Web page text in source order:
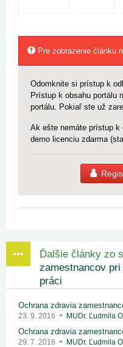
Pre zobrazenie článku
Odomknite si prístup k
Prístup k obsahu portálu
portálu. Pokiaľ ste už
Ak ešte nemáte prístup k
demo licenciu zdarma
Ďalšie články zo
zamestnancov
práci
Ochrana zdravia
23. 9. 2016 MUDr. Ľudmila
Ochrana zdravia
29. 7. 2016 MUDr. Ľudmila